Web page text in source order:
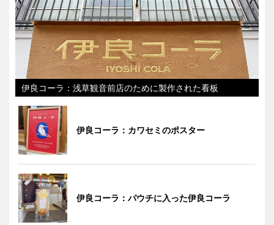
伊良コーラ：浅草観音前店のために製作された看板
伊良コーラ：カワセミのポスター
伊良コーラ：パウチに入った伊良コーラ